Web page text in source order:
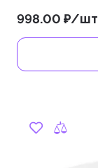
998.00 ₽/